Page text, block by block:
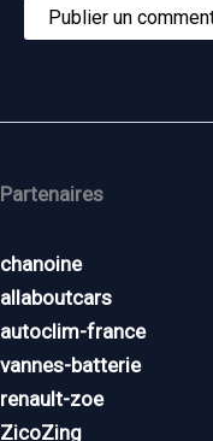
Partenaires
chanoine
allaboutcars
autoclim-france
vannes-batterie
renault-zoe
ZicoZing